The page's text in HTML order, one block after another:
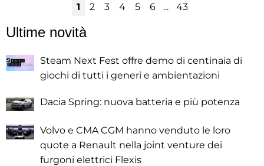
1 2 3 4 5 6 ... 43
Ultime novità
Steam Next Fest offre demo di centinaia di
giochi di tutti i generi e ambientazioni
Dacia Spring: nuova batteria e più potenza
Volvo e CMA CGM hanno venduto le loro
quote a Renault nella joint venture dei
furgoni elettrici Flexis